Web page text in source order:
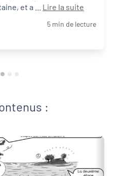
Lire la suite
5 min de lecture
: